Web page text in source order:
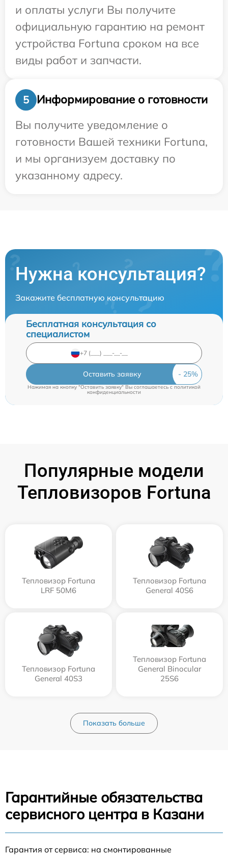
и оплаты услуги Вы получите
официальную гарантию на ремонт
устройства Fortuna сроком на все
виды работ и запчасти.
5
Информирование о готовности
Вы получите уведомление о
готовности Вашей техники Fortuna,
и мы организуем доставку по
указанному адресу.
Нужна консультация?
Закажите бесплатную консультацию
Бесплатная консультация со
специалистом
Оставить заявку
Нажимая на кнопку "Оставить заявку" Вы соглашаетесь cполитикой
конфиденциальности
Популярные модели
Тепловизоров Fortuna
Тепловизор Fortuna
LRF 50M6
Тепловизор Fortuna
General 40S6
Тепловизор Fortuna
General 40S3
Тепловизор Fortuna
General Binocular
25S6
Показать больше
Гарантийные обязательства
сервисного центра в Казани
Гарантия от сервиса: на смонтированные